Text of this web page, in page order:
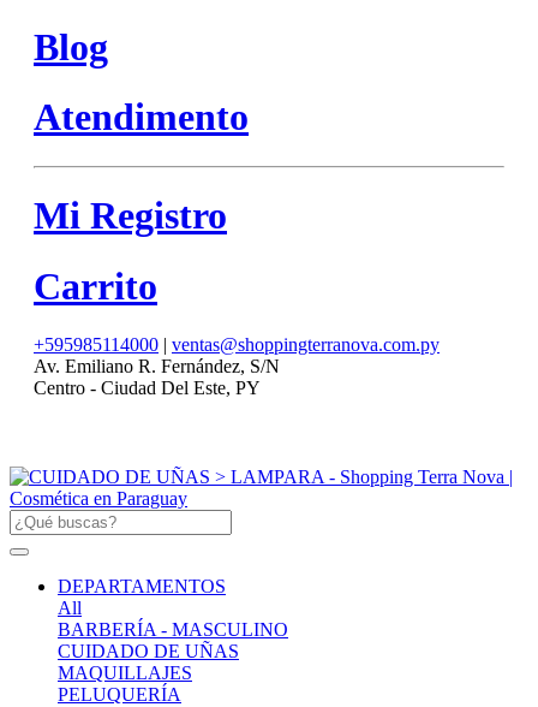
Blog
Atendimento
Mi Registro
Carrito
+595985114000 | ventas@shoppingterranova.com.py
Av. Emiliano R. Fernández, S/N
Centro - Ciudad Del Este, PY
DEPARTAMENTOS
All
BARBERÍA - MASCULINO
CUIDADO DE UÑAS
MAQUILLAJES
PELUQUERÍA